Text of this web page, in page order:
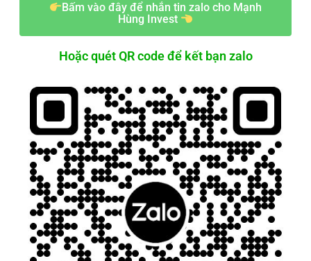
Bấm vào đây để nhắn tin zalo cho Mạnh
Hùng Invest
Hoặc quét QR code để kết bạn zalo